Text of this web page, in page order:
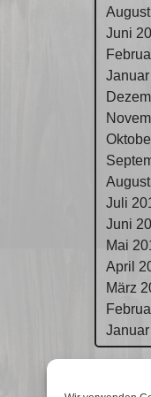
Juni
Juli
Juni
Mai
April
März